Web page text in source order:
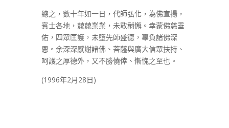
總之，數十年如一日，代師弘化，為佛宣揚，
賓士各地，兢兢業業，未敢稍懈。幸蒙佛慈垂
佑，四眾匡護，未墮先師盛德，辜負諸佛深
恩。余深深感謝諸佛、菩薩與廣大信眾扶持、
呵護之厚德外，又不勝僥倖、慚愧之至也。
(1996年2月28日)